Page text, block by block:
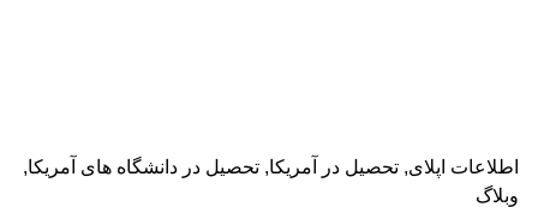
اطلاعات اپلای تحصیل در آمریکا تحصیل در دانشگاه های آمریکا
وبلاگ